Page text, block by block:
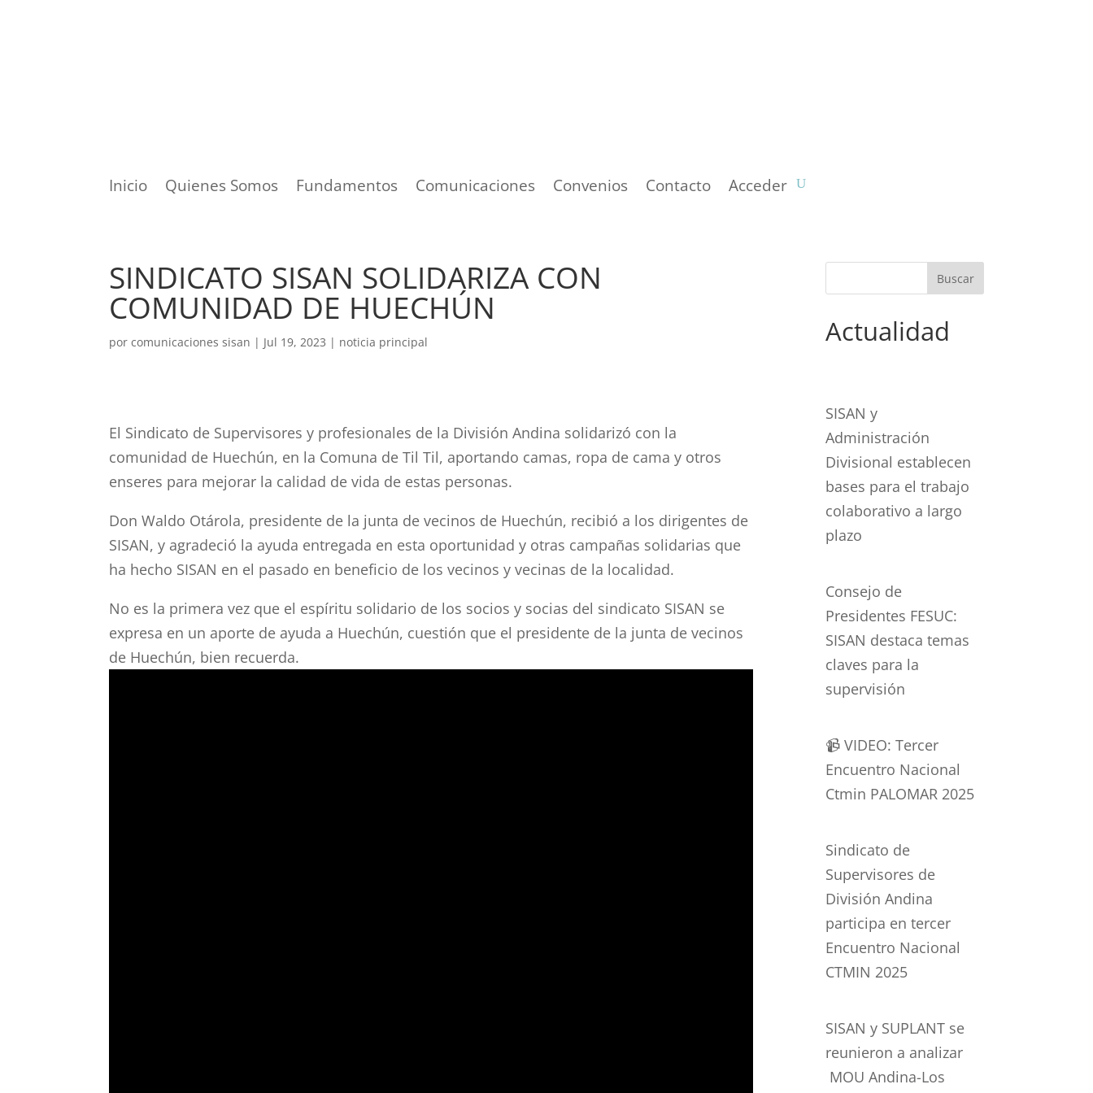
Inicio Quienes Somos Fundamentos Comunicaciones Convenios Contacto Acceder
SINDICATO SISAN SOLIDARIZA CON
COMUNIDAD DE HUECHÚN
porcomunicaciones sisan | Jul 19, 2023 | noticia principal
El Sindicato de Supervisores y profesionales de la División Andina solidarizó con la
comunidad de Huechún, en la Comuna de Til Til, aportando camas, ropa de cama y otros
enseres para mejorar la calidad de vida de estas personas.
Don Waldo Otárola, presidente de la junta de vecinos de Huechún, recibió a los dirigentes de
SISAN, y agradeció la ayuda entregada en esta oportunidad y otras campañas solidarias que
ha hecho SISAN en el pasado en beneficio de los vecinos y vecinas de la localidad.
No es la primera vez que el espíritu solidario de los socios y socias del sindicato SISAN se
expresa en un aporte de ayuda a Huechún, cuestión que el presidente de la junta de vecinos
de Huechún, bien recuerda.
Actualidad
SISAN y
Administración
Divisional establecen
bases para el trabajo
colaborativo a largo
plazo
Consejo de
Presidentes FESUC:
SISAN destaca temas
claves para la
supervisión
📹 VIDEO: Tercer
Encuentro Nacional
Ctmin PALOMAR 2025
Sindicato de
Supervisores de
División Andina
participa en tercer
Encuentro Nacional
CTMIN 2025
SISAN y SUPLANT se
reunieron a analizar
MOU Andina-Los